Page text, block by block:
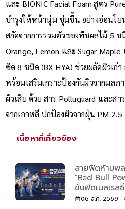
และ BIONIC Facial Foam สูตร
บำรุงให้หน้านุ่ม ชุ่มชื้น อย่างอ่อนโย
สกัดจากการรวมตัวของพืชผลไม้ 5 ช
Orange, Lemon และ Sugar
ซิด 8 ชนิด (8X HYA) ช่วยผลัดผิวเก่
พร้อมเสริมเกราะป้องกันผิวจากมล
ผิวเสีย ด้วย สาร Polluguard และส
จากเกาหลี ปกป้องผิวจากฝุ่น PM
เนื้อหาที่เกี่ยวข้อง
สายฟิตห้ามพ
"Red Bull Power
ขันฟิตเนสเรส
ของโลก เปิดรั
06 ส.ค. 2569